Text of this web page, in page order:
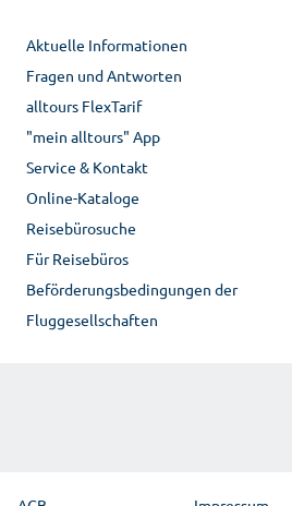
Aktuelle Informationen
Fragen und Antworten
alltours FlexTarif
"mein alltours" App
Service & Kontakt
Online-Kataloge
Reisebürosuche
Für Reisebüros
Beförderungsbedingungen der
Fluggesellschaften